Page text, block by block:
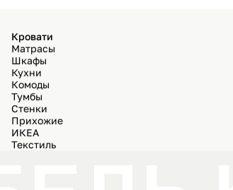
Кровати
Матрасы
Шкафы
Кухни
Комоды
Тумбы
Стенки
Прихожие
ИКЕА
Текстиль